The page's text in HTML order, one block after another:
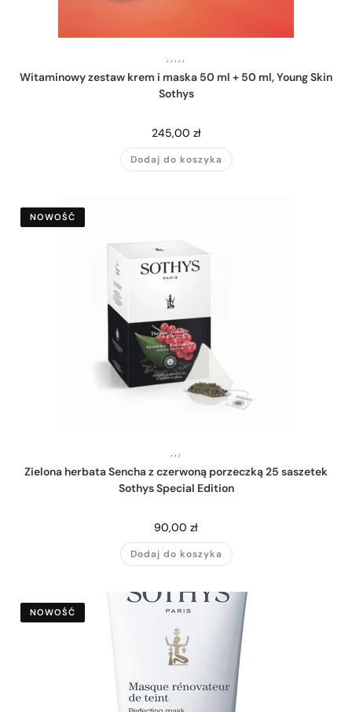
, , , , ,
Witaminowy zestaw krem i maska 50 ml + 50 ml, Young Skin
Sothys
245,00 zł
Dodaj do koszyka
NOWOŚĆ
,,,
Zielona herbata Sencha z czerwoną porzeczką 25 saszetek
Sothys Special Edition
90,00 zł
Dodaj do koszyka
NOWOŚĆ